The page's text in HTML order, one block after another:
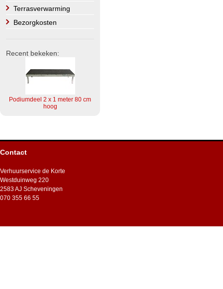
Terrasverwarming
Bezorgkosten
Recent bekeken:
Podiumdeel 2 x 1 meter 80 cm
hoog
Contact
Verhuurservice de Korte
Westduinweg 220
2583 AJ Scheveningen
070 355 66 55